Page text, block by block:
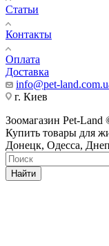
Статьи
Контакты
Оплата
Доставка
info@pet-
г. Киев
Зоомагазин Pet-Land
Купить товары для
Донецк, Одесса,
Найти